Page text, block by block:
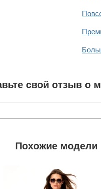
свой отзыв о
Похожие модели